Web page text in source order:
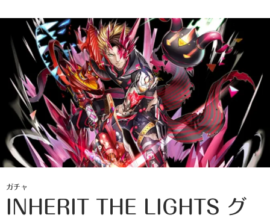
ガチャ
INHERIT THE LIGHTS グ